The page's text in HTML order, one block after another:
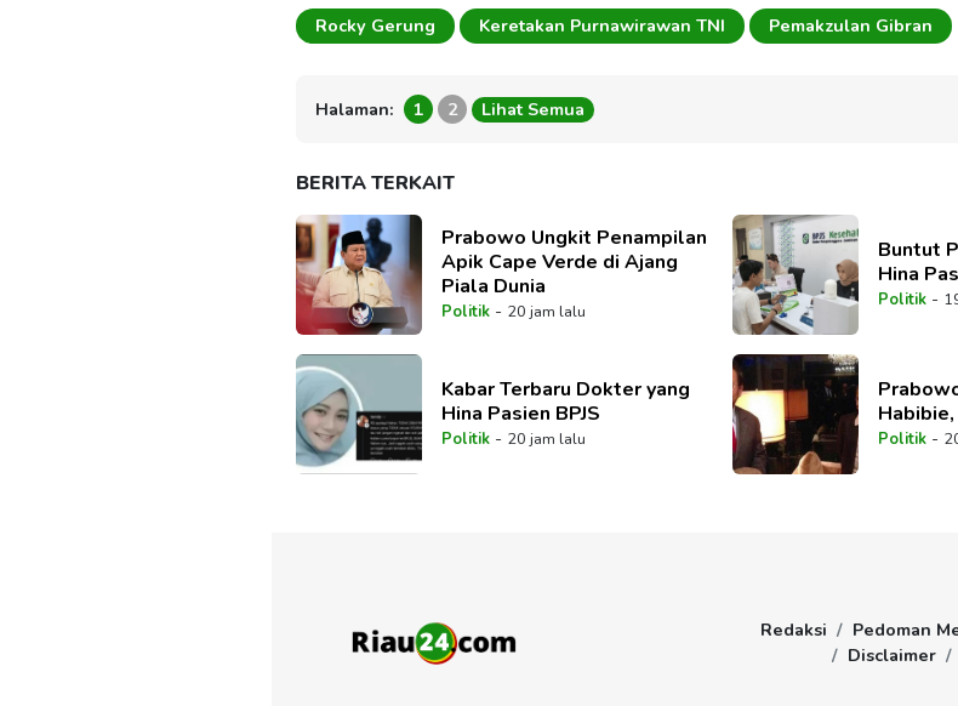
Rocky Gerung Keretakan Purnawirawan TNI Pemakzulan Gibran
Halaman: 1 2 Lihat Semua
BERITA TERKAIT
Prabowo Ungkit Penampilan
Apik Cape Verde di Ajang
Piala Dunia
Politik - 20 jam lalu
Buntut
Hina
Politik -
Kabar Terbaru Dokter yang
Hina Pasien BPJS
Politik - 20 jam lalu Politik -
Redaksi Pedoman
Disclaimer